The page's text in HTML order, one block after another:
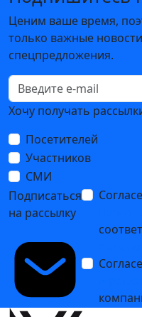
Ценим ваше время,
только важные
спецпредложения.
Хочу получать
Посетителей
Участников
СМИ
Подписаться
на рассылку